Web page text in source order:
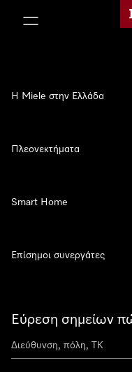
Εύρεση σημείων
Η Miele στην Ελλάδα
Πλεονεκτήματα
Smart Home
Επίσημοι συνεργάτες